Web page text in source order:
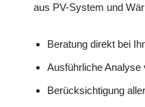
aus PV-System und
Beratung direkt bei
Ausführliche
Berücksichtigung